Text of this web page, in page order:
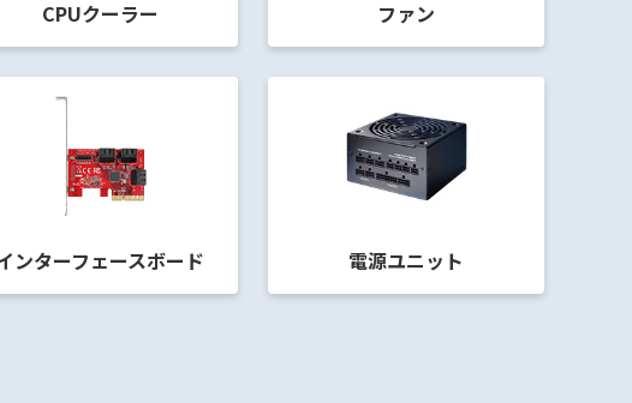
CPUクーラー ファン
ンターフェースボード 電源ユニット